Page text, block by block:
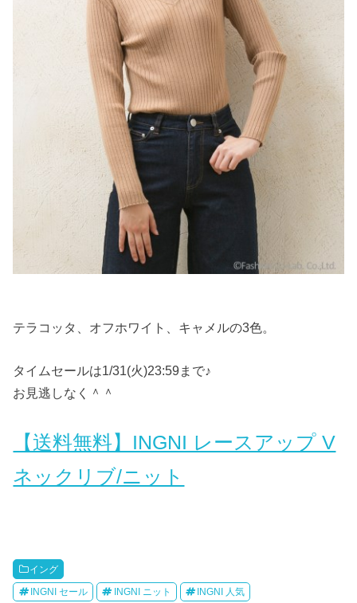
テラコッタ、オフホワイト、キャメルの3色。
タイムセールは1/31(火)23:59まで♪
お見逃しなく＾＾
【送料無料】INGNI レースアップ V
ネックリブ/ニット
イング
INGNI セール INGNI ニット INGNI 人気